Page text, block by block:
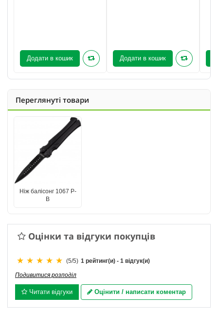
Додати в кошик Додати в кошик
Переглянуті товари
Ніж балісонг 1067 P-
B
Оцінки та відгуки покупців
(5/5) 1 рейтинг(и) - 1 відгук(и)
Подивитися розподіл
Читати відгуки Оцінити / написати коментар